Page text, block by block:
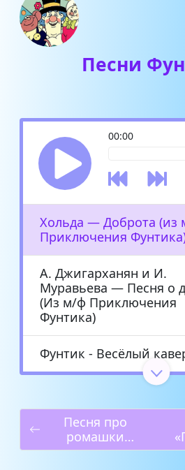
Песни
00:00
Хольда — Доброта (из
Приключения
А. Джигарханян и И.
Муравьева — Песня о
(Из м/ф Приключения
Фунтика)
Фунтик - Весёлый
Из м/ф про Фунтика —
хорошо бродить по
минус
Из м/ф Фунтик —
Песня про
ромашки
детская